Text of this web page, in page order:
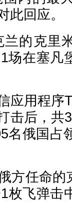
此回应。
的克里
场在塞凡
应用程序
击后，共
名俄国占
方任命的
枚飞弹击